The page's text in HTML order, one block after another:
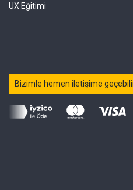
UX Eğitimi
Bizimle hemen iletişime